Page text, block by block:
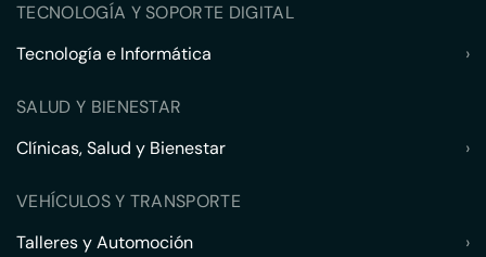
TECNOLOGÍA Y SOPORTE DIGITAL
Tecnología e Informática
›
SALUD Y BIENESTAR
Clínicas, Salud y Bienestar
›
VEHÍCULOS Y TRANSPORTE
Talleres y Automoción
›